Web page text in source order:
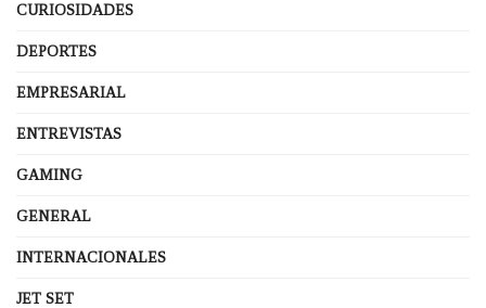
CURIOSIDADES
DEPORTES
EMPRESARIAL
ENTREVISTAS
GAMING
GENERAL
INTERNACIONALES
JET SET